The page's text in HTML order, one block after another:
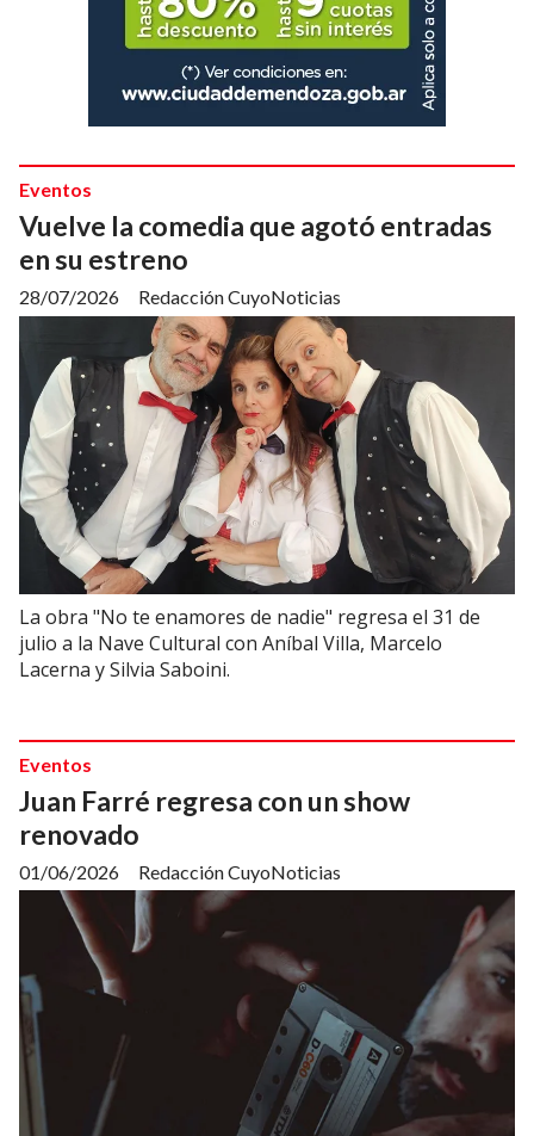
Vuelve la comedia que agotó entradas
en su estreno
Redacción CuyoNoticias
Eventos
28/07/2026
La obra "No te enamores de nadie" regresa el 31 de
julio a la Nave Cultural con Aníbal Villa, Marcelo
Lacerna y Silvia Saboini.
Juan Farré regresa con un show
renovado
Redacción CuyoNoticias
Eventos
01/06/2026